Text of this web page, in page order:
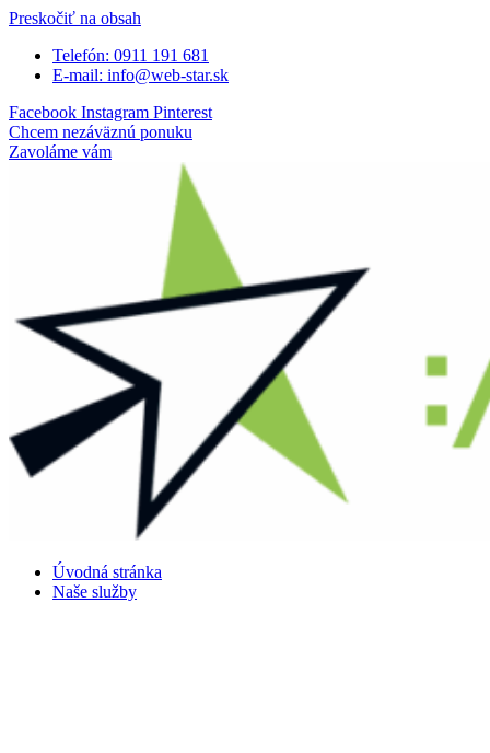
Preskočiť na obsah
Telefón: 0911 191 681
E-mail: info@web-star.sk
Facebook Instagram Pinterest
Chcem nezáväznú ponuku
Zavoláme vám
Úvodná stránka
Naše služby